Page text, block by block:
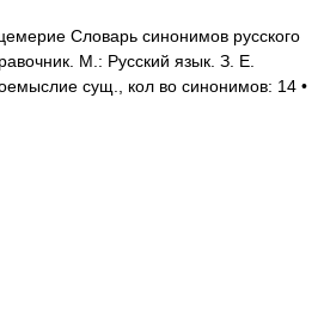
Словарь синонимов русского
М.: Русский язык. З. Е.
сущ., кол во синонимов: 14 •